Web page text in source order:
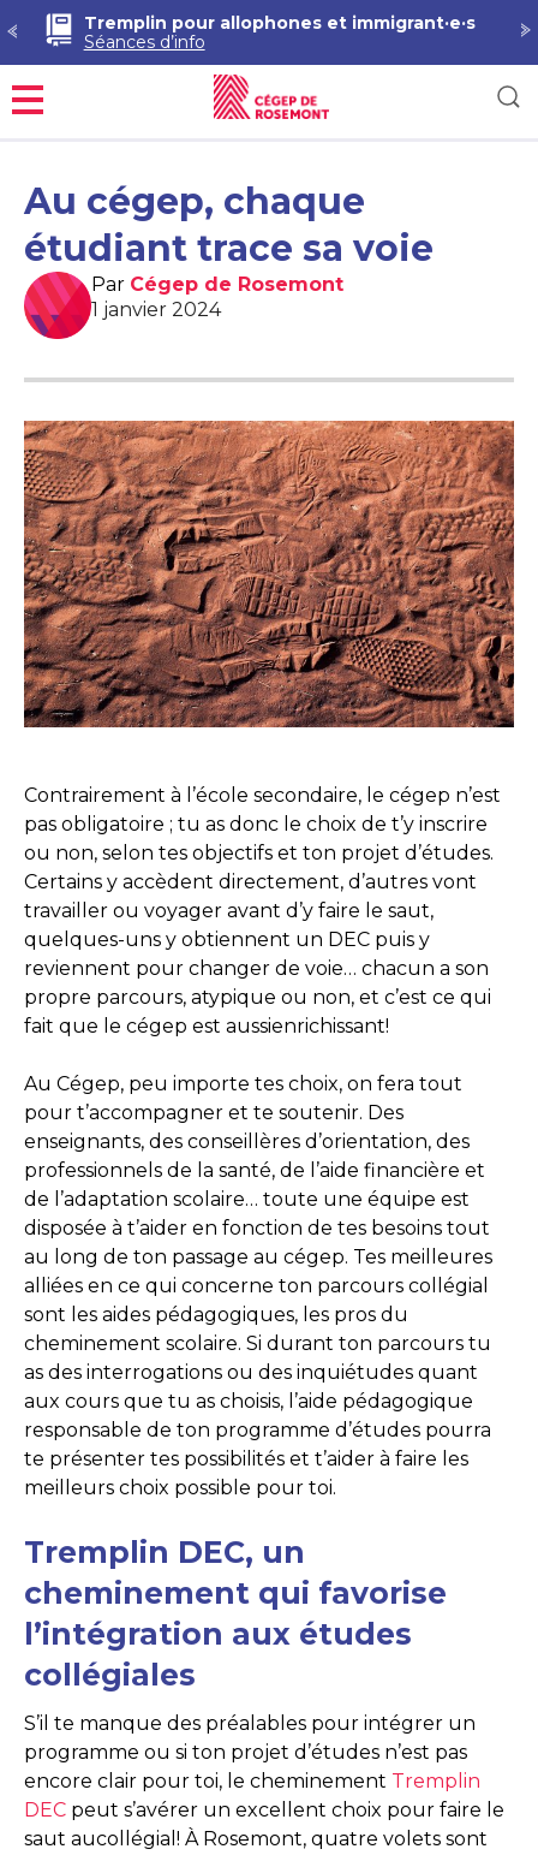
Tremplin pour allophones et immigrant·e·s
Séances d’info
Menu
Au cégep, chaque
étudiant trace sa voie
Par Cégep de Rosemont
1 janvier 2024
Contrairement à l’école secondaire, le cégep n’est
pas obligatoire ; tu as donc le choix de t’y inscrire
ou non, selon tes objectifs et ton projet d’études.
Certains y accèdent directement, d’autres vont
travailler ou voyager avant d’y faire le saut,
quelques-uns y obtiennent un DEC puis y
reviennent pour changer de voie… chacun a son
propre parcours, atypique ou non, et c’est ce qui
fait que le cégep est aussienrichissant!
Au Cégep, peu importe tes choix, on fera tout
pour t’accompagner et te soutenir. Des
enseignants, des conseillères d’orientation, des
professionnels de la santé, de l’aide financière et
de l’adaptation scolaire… toute une équipe est
disposée à t’aider en fonction de tes besoins tout
au long de ton passage au cégep. Tes meilleures
alliées en ce qui concerne ton parcours collégial
sont les aides pédagogiques, les pros du
cheminement scolaire. Si durant ton parcours tu
as des interrogations ou des inquiétudes quant
aux cours que tu as choisis, l’aide pédagogique
responsable de ton programme d’études pourra
te présenter tes possibilités et t’aider à faire les
meilleurs choix possible pour toi.
Tremplin DEC, un
cheminement qui favorise
l’intégration aux études
collégiales
S’il te manque des préalables pour intégrer un
programme ou si ton projet d’études n’est pas
encore clair pour toi, le cheminement Tremplin
DEC peut s’avérer un excellent choix pour faire le
saut aucollégial! À Rosemont, quatre volets sont